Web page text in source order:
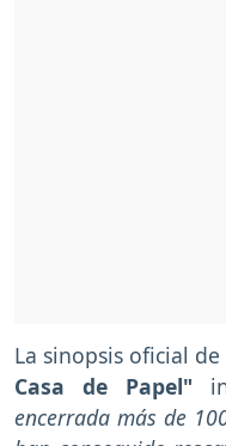
La sinopsis oficial
Casa de Papel"
encerrada más de